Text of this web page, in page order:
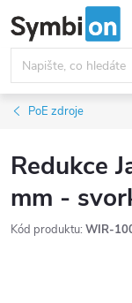
na
obsah
PoE zdroje
Redukce
mm -
Kód produktu: WIR-